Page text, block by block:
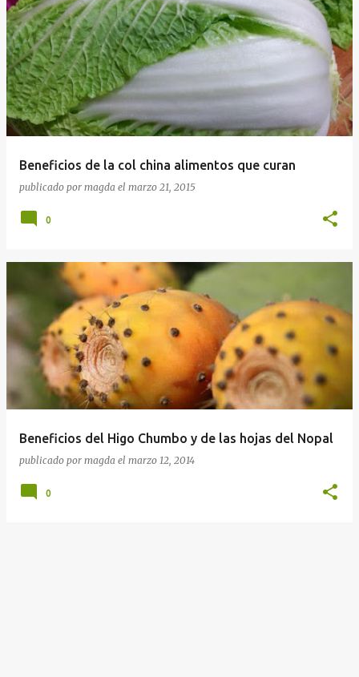
Beneficios de la col china alimentos que curan
publicado por magda el marzo 21, 2015
0
Beneficios del Higo Chumbo y de las hojas del Nopal
publicado por magda el marzo 12, 2014
0